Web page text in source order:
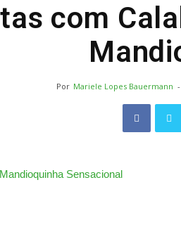
com
Por Mariele Lopes Bauermann -